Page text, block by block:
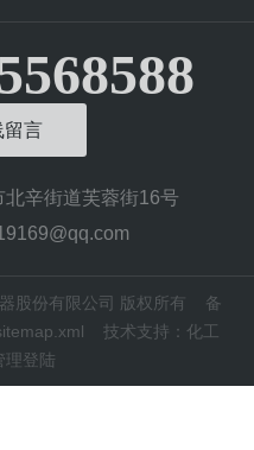
留言
辛街道芙蓉街16号
股份有限公司 版权所有 备
技术支持： 化工
理登陆